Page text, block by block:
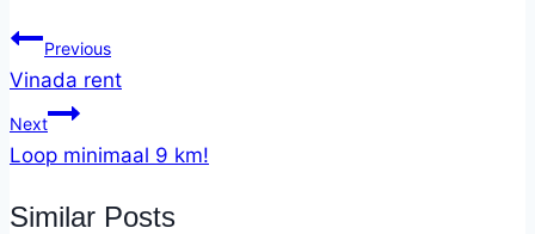
Previous
Vinada rent
Next
Loop minimaal 9 km!
Similar Posts